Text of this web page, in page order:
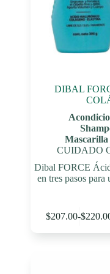
DIBAL
Mascarilla
CUIDADO
Dibal FORCE
en tres pasos
$207.00-$
Rango
de
producto